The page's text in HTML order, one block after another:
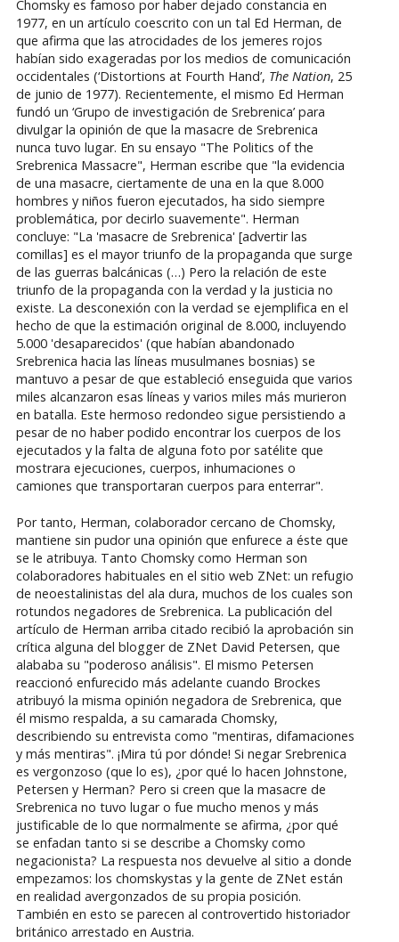
Chomsky es famoso por haber dejado constancia en
1977, en un artículo coescrito con un tal Ed Herman, de
que afirma que las atrocidades de los jemeres rojos
habían sido exageradas por los medios de comunicación
occidentales (‘Distortions at Fourth Hand’, The Nation, 25
de junio de 1977). Recientemente, el mismo Ed Herman
fundó un ‘Grupo de investigación de Srebrenica’ para
divulgar la opinión de que la masacre de Srebrenica
nunca tuvo lugar. En su ensayo "The Politics of the
Srebrenica Massacre", Herman escribe que "la evidencia
de una masacre, ciertamente de una en la que 8.000
hombres y niños fueron ejecutados, ha sido siempre
problemática, por decirlo suavemente". Herman
concluye: "La 'masacre de Srebrenica' [advertir las
comillas] es el mayor triunfo de la propaganda que surge
de las guerras balcánicas (…) Pero la relación de este
triunfo de la propaganda con la verdad y la justicia no
existe. La desconexión con la verdad se ejemplifica en el
hecho de que la estimación original de 8.000, incluyendo
5.000 'desaparecidos' (que habían abandonado
Srebrenica hacia las líneas musulmanes bosnias) se
mantuvo a pesar de que estableció enseguida que varios
miles alcanzaron esas líneas y varios miles más murieron
en batalla. Este hermoso redondeo sigue persistiendo a
pesar de no haber podido encontrar los cuerpos de los
ejecutados y la falta de alguna foto por satélite que
mostrara ejecuciones, cuerpos, inhumaciones o
camiones que transportaran cuerpos para enterrar".
Por tanto, Herman, colaborador cercano de Chomsky,
mantiene sin pudor una opinión que enfurece a éste que
se le atribuya. Tanto Chomsky como Herman son
colaboradores habituales en el sitio web ZNet: un refugio
de neoestalinistas del ala dura, muchos de los cuales son
rotundos negadores de Srebrenica. La publicación del
artículo de Herman arriba citado recibió la aprobación sin
crítica alguna del blogger de ZNet David Petersen, que
alababa su "poderoso análisis". El mismo Petersen
reaccionó enfurecido más adelante cuando Brockes
atribuyó la misma opinión negadora de Srebrenica, que
él mismo respalda, a su camarada Chomsky,
describiendo su entrevista como "mentiras, difamaciones
y más mentiras". ¡Mira tú por dónde! Si negar Srebrenica
es vergonzoso (que lo es), ¿por qué lo hacen Johnstone,
Petersen y Herman? Pero si creen que la masacre de
Srebrenica no tuvo lugar o fue mucho menos y más
justificable de lo que normalmente se afirma, ¿por qué
se enfadan tanto si se describe a Chomsky como
negacionista? La respuesta nos devuelve al sitio a donde
empezamos: los chomskystas y la gente de ZNet están
en realidad avergonzados de su propia posición.
También en esto se parecen al controvertido historiador
británico arrestado en Austria.